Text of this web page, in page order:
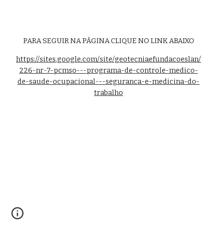
PARA SEGUIR NA PÁGINA CLIQUE NO LINK ABAIXO
https://sites.google.com/site/geotecniaefundacoeslan/
226-nr-7-pcmso---programa-de-controle-medico-
de-saude-ocupacional---seguranca-e-medicina-do-
trabalho